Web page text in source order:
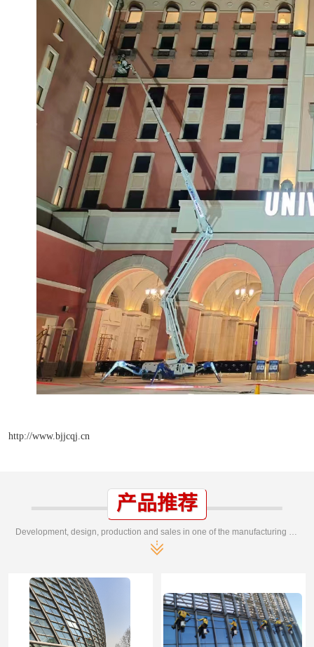
http://www.bjjcqj.cn
产品推荐
Development, design, production and sales in one of the manufacturing enterprises